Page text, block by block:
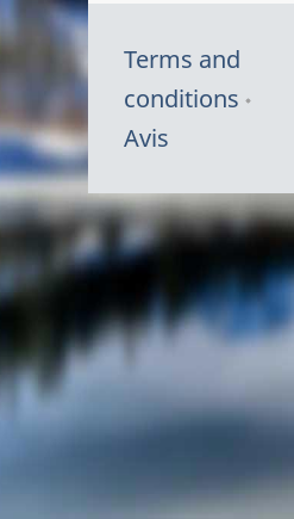
Terms and
conditions
Avis